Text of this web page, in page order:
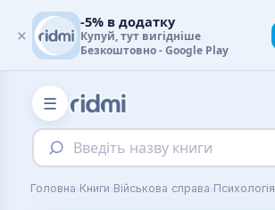
☰
Введіть назву книги
Головна›Книги›Військова справа›Психологія
×
-5% в додатку
Купуй, тут вигідніше
Безкоштовно - Google Play